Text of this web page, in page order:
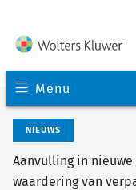
Menu
NIEUWS
Aanvulling in
waardering van